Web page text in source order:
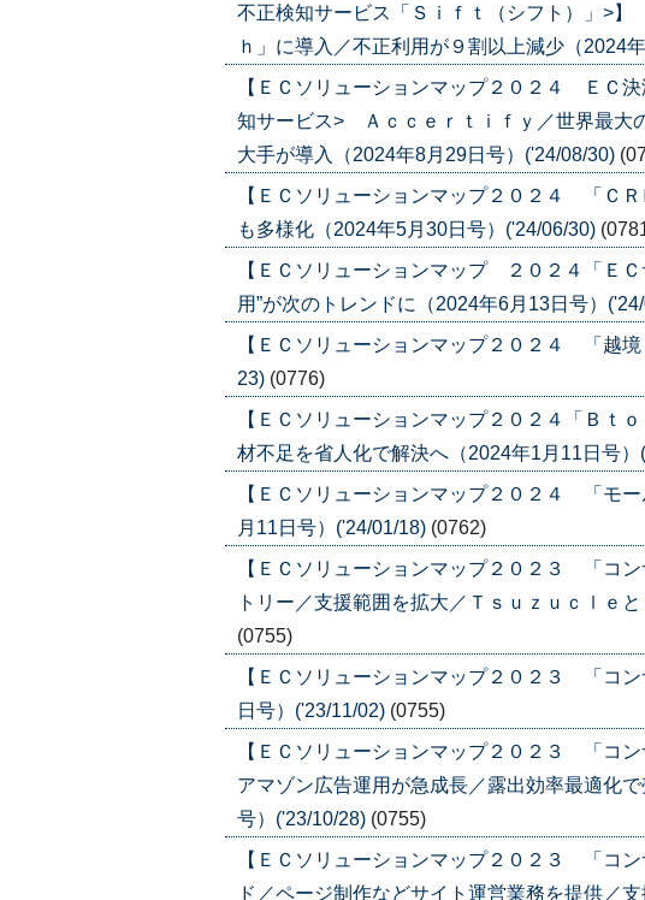
不正検知サービス「Ｓｉｆｔ（シフト）」>
ｈ」に導入／不正利用が９割以上減少（2024
【ＥＣソリューションマップ２０２４ Ｅ
知サービス> Ａｃｃｅｒｔｉｆｙ／世界最大
大手が導入（2024年8月29日号）('24/08/30)
【ＥＣソリューションマップ２０２４ 「Ｃ
も多様化（2024年5月30日号）('24/06/30)
【ＥＣソリューションマップ ２０２４「Ｅ
用”が次のトレンドに（2024年6月13日号）
【ＥＣソリューションマップ２０２４ 「越
23) (0776)
【ＥＣソリューションマップ２０２４「Ｂ
材不足を省人化で解決へ（2024年1月11日号）
【ＥＣソリューションマップ２０２４ 「モ
月11日号）('24/01/18) (0762)
【ＥＣソリューションマップ２０２３ 「コ
トリー／支援範囲を拡大／Ｔｓｕｚｕｃｌｅ
(0755)
【ＥＣソリューションマップ２０２３ 「コ
日号）('23/11/02) (0755)
【ＥＣソリューションマップ２０２３ 「コ
アマゾン広告運用が急成長／露出効率最適化
号）('23/10/28) (0755)
【ＥＣソリューションマップ２０２３ 「コ
ド／ページ制作などサイト運営業務を提供／